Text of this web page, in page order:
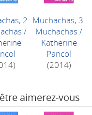
2.
/
Muchachas, 3.
Muchachas /
Katherine
Pancol
(2014)
aimerez-vous